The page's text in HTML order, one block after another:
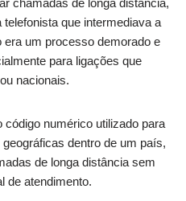
chamadas de longa distância,
que intermediava a
um processo demorado e
para ligações que
nacionais.
numérico utilizado para
dentro de um país,
de longa distância sem
de atendimento.